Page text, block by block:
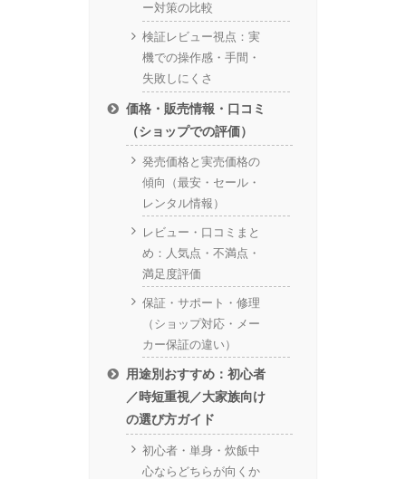
ー対策の比較
検証レビュー視点：実
機での操作感・手間・
失敗しにくさ
価格・販売情報・口コミ
（ショップでの評価）
発売価格と実売価格の
傾向（最安・セール・
レンタル情報）
レビュー・口コミまと
め：人気点・不満点・
満足度評価
保証・サポート・修理
（ショップ対応・メー
カー保証の違い）
用途別おすすめ：初心者
／時短重視／大家族向け
の選び方ガイド
初心者・単身・炊飯中
心ならどちらが向くか